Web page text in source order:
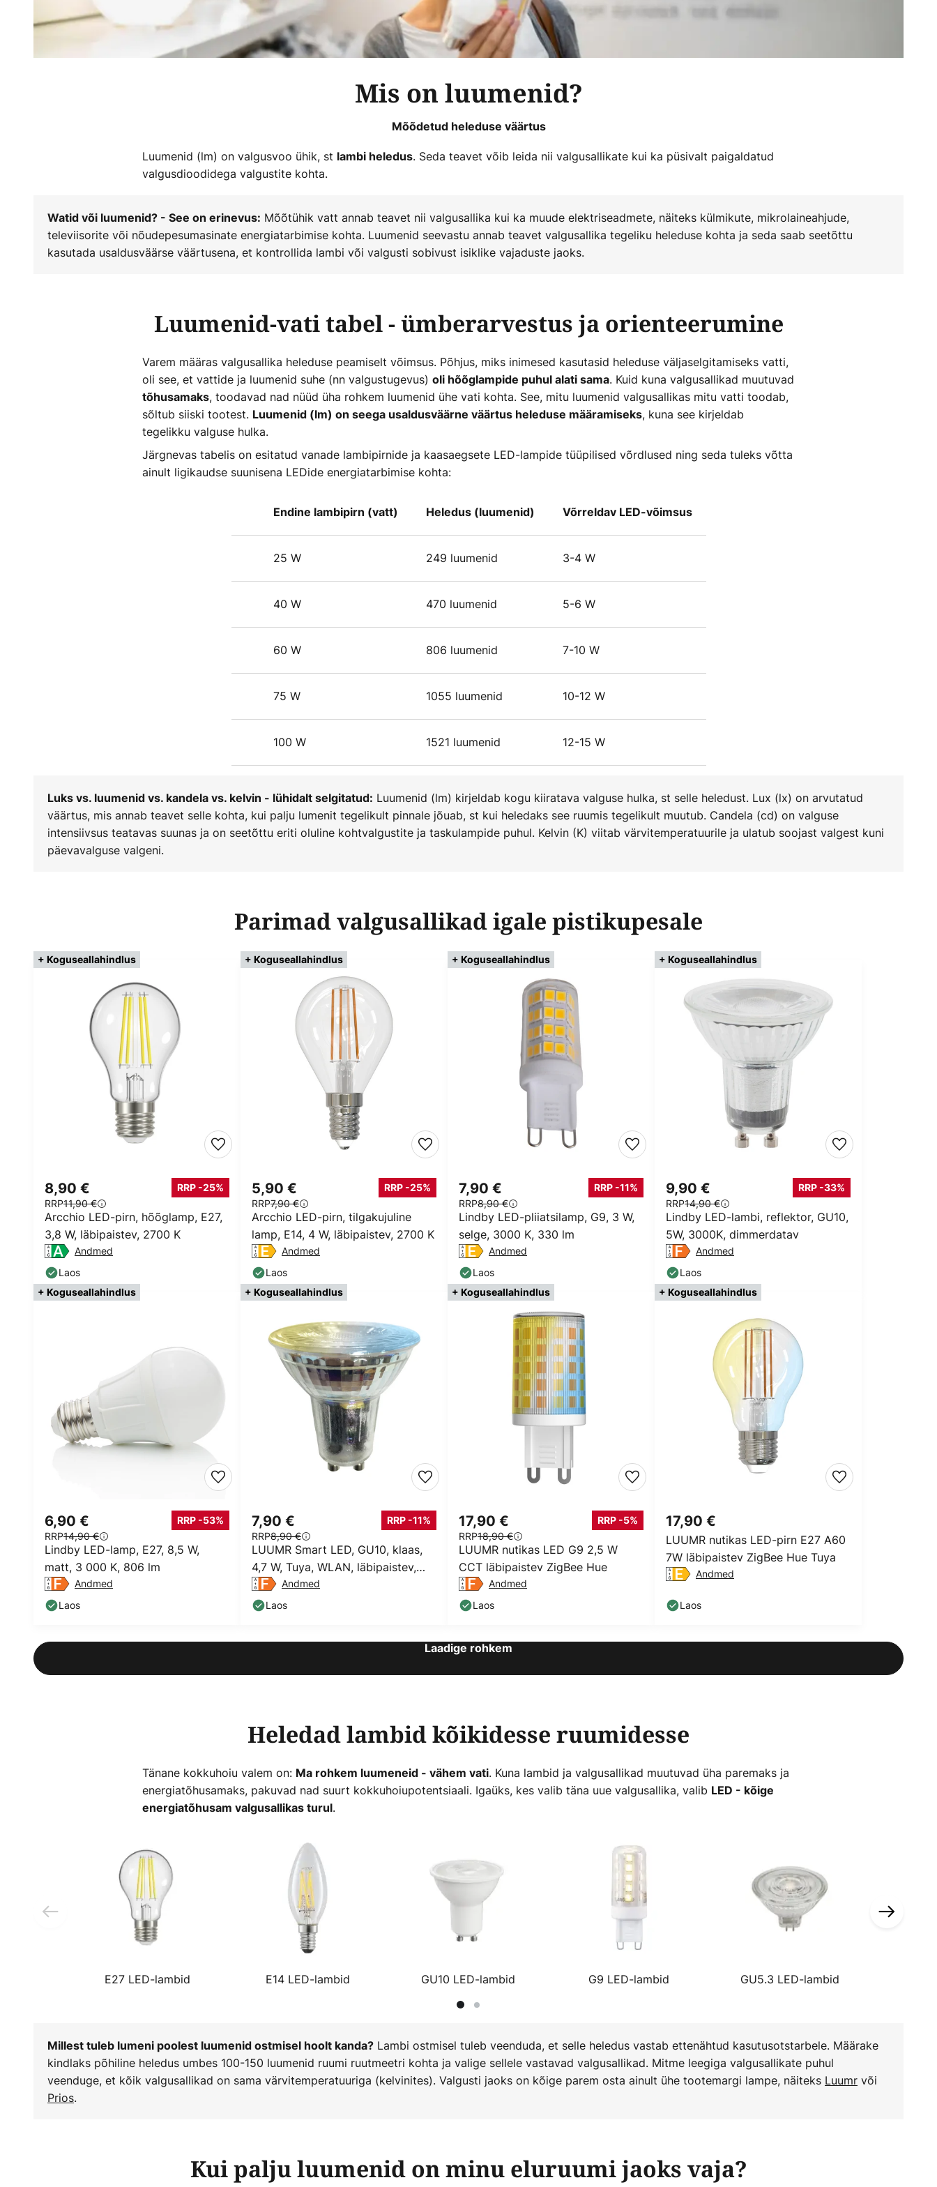
Mis on luumenid?
Mõõdetud heleduse väärtus
Luumenid (lm) on valgusvoo ühik, st lambi heledus. Seda teavet võib leida nii valgusallikate kui ka püsivalt paigaldatud
valgusdioodidega valgustite kohta.
Watid või luumenid? - See on erinevus: Mõõtühik vatt annab teavet nii valgusallika kui ka muude elektriseadmete, näiteks külmikute, mikrolaineahjude,
televiisorite või nõudepesumasinate energiatarbimise kohta. Luumenid seevastu annab teavet valgusallika tegeliku heleduse kohta ja seda saab seetõttu
kasutada usaldusväärse väärtusena, et kontrollida lambi või valgusti sobivust isiklike vajaduste jaoks.
Luumenid-vati tabel - ümberarvestus ja orienteerumine
Varem määras valgusallika heleduse peamiselt võimsus. Põhjus, miks inimesed kasutasid heleduse väljaselgitamiseks vatti,
oli see, et vattide ja luumenid suhe (nn valgustugevus) oli hõõglampide puhul alati sama. Kuid kuna valgusallikad muutuvad
tõhusamaks, toodavad nad nüüd üha rohkem luumenid ühe vati kohta. See, mitu luumenid valgusallikas mitu vatti toodab,
sõltub siiski tootest. Luumenid (lm) on seega usaldusväärne väärtus heleduse määramiseks, kuna see kirjeldab
tegelikku valguse hulka.
Järgnevas tabelis on esitatud vanade lambipirnide ja kaasaegsete LED-lampide tüüpilised võrdlused ning seda tuleks võtta
ainult ligikaudse suunisena LEDide energiatarbimise kohta:
Endine lambipirn (vatt) Heledus (luumenid) Võrreldav LED-võimsus
25 W 249 luumenid 3-4 W
40 W 470 luumenid 5-6 W
60 W 806 luumenid 7-10 W
75 W 1055 luumenid 10-12 W
100 W 1521 luumenid 12-15 W
Luks vs. luumenid vs. kandela vs. kelvin - lühidalt selgitatud: Luumenid (lm) kirjeldab kogu kiiratava valguse hulka, st selle heledust. Lux (lx) on arvutatud
väärtus, mis annab teavet selle kohta, kui palju lumenit tegelikult pinnale jõuab, st kui heledaks see ruumis tegelikult muutub. Candela (cd) on valguse
intensiivsus teatavas suunas ja on seetõttu eriti oluline kohtvalgustite ja taskulampide puhul. Kelvin (K) viitab värvitemperatuurile ja ulatub soojast valgest kuni
päevavalguse valgeni.
Parimad valgusallikad igale pistikupesale
+ Koguseallahindlus
8,90 €
RRP11,90 €
RRP -25%
Arcchio LED-pirn, hõõglamp, E27,
3,8 W, läbipaistev, 2700 K
Andmed
Laos
+ Koguseallahindlus
5,90 €
RRP7,90 €
RRP -25%
Arcchio LED-pirn, tilgakujuline
lamp, E14, 4 W, läbipaistev, 2700 K
Andmed
Laos
+ Koguseallahindlus
7,90 €
RRP8,90 €
RRP -11%
Lindby LED-pliiatsilamp, G9, 3 W,
selge, 3000 K, 330 lm
Andmed
Laos
+ Koguseallahindlus
9,90 €
RRP14,90 €
RRP -33%
Lindby LED-lambi, reflektor, GU10,
5W, 3000K, dimmerdatav
Andmed
Laos
+ Koguseallahindlus
6,90 €
RRP14,90 €
RRP -53%
Lindby LED-lamp, E27, 8,5 W,
matt, 3 000 K, 806 lm
Andmed
Laos
+ Koguseallahindlus
7,90 €
RRP8,90 €
RRP -11%
LUUMR Smart LED, GU10, klaas,
4,7 W, Tuya, WLAN, läbipaistev,
CCT Andmed
Laos
+ Koguseallahindlus
17,90 €
RRP18,90 €
RRP -5%
LUUMR nutikas LED G9 2,5 W
CCT läbipaistev ZigBee Hue
Andmed
Laos
+ Koguseallahindlus
17,90 €
LUUMR nutikas LED-pirn E27 A60
7W läbipaistev ZigBee Hue Tuya
Andmed
Laos
Laadige rohkem
Heledad lambid kõikidesse ruumidesse
Tänane kokkuhoiu valem on: Ma rohkem luumeneid - vähem vati. Kuna lambid ja valgusallikad muutuvad üha paremaks ja
energiatõhusamaks, pakuvad nad suurt kokkuhoiupotentsiaali. Igaüks, kes valib täna uue valgusallika, valib LED - kõige
energiatõhusam valgusallikas turul.
E27 LED-lambid E14 LED-lambid GU10 LED-lambid G9 LED-lambid GU5.3 LED-lambid
Millest tuleb lumeni poolest luumenid ostmisel hoolt kanda? Lambi ostmisel tuleb veenduda, et selle heledus vastab ettenähtud kasutusotstarbele. Määrake
kindlaks põhiline heledus umbes 100-150 luumenid ruumi ruutmeetri kohta ja valige sellele vastavad valgusallikad. Mitme leegiga valgusallikate puhul
veenduge, et kõik valgusallikad on sama värvitemperatuuriga (kelvinites). Valgusti jaoks on kõige parem osta ainult ühe tootemargi lampe, näiteks Luumr või
Prios.
Kui palju luumenid on minu eluruumi jaoks vaja?